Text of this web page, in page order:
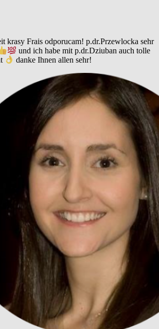
krasy Frais odporucam! p.dr.Przewlocka sehr
und ich habe mit p.dr.Dziuban auch tolle
danke Ihnen allen sehr!